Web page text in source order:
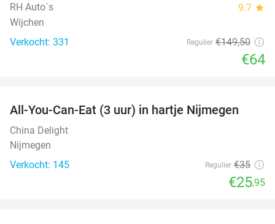
RH Auto´s 9.7 star
Wijchen
Verkocht: 331
Regulier €149,50
€64
26%
All-You-Can-Eat (3 uur) in hartje Nijmegen
China Delight
Nijmegen
Verkocht: 145
Regulier €35
€25,95